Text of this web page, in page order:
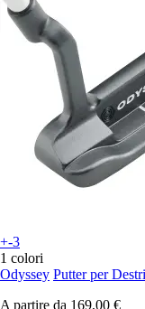
+-3
1 colori
Odyssey Putter per
A partire da 169,00 €